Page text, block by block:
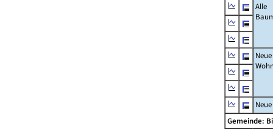
Alle
Neue
Gemeinde: